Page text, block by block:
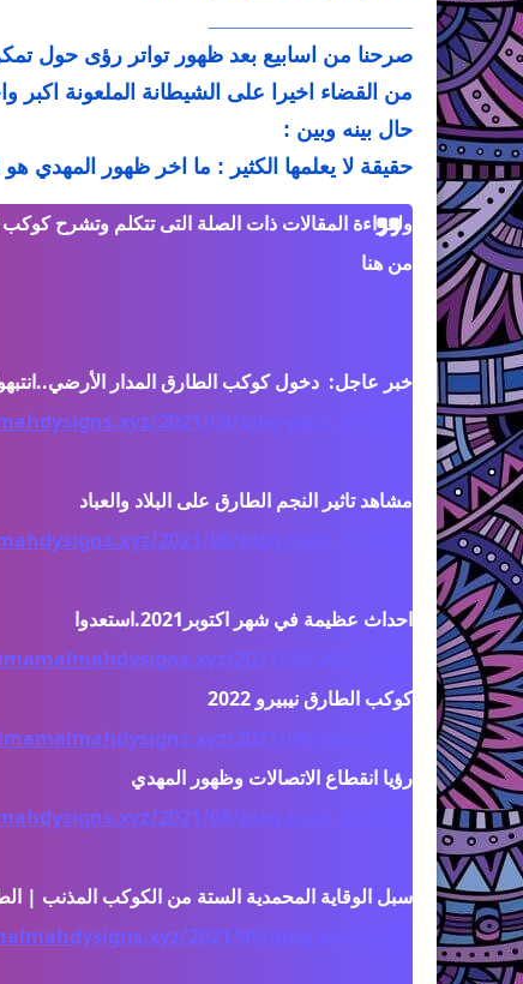
صرحنا من اسابيع بعد ظهور تواتر رؤى حول
من القضاء اخيرا على الشيطانة الملعونة اكبر
حال بينه وبين :
حقيقة لا يعلمها الكثير : ما اخر ظهور المهدي
ولقراءة المقالات ذات الصلة التى تتكلم وتشرح
من هنا
2021/09/blog-post_84.html
2021/09/blog-post_77.html
2021/09/2021.html
2021/09/2022.html
2021/08/blog-post_50.html
2021/09/blog-post.html